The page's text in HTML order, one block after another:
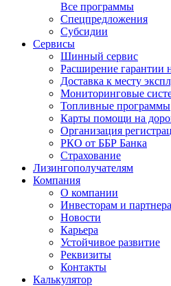
Все программы
Спецпредложения
Субсидии
Сервисы
Шинный сервис
Расширение гарантии
Доставка к месту
Мониторинговые
Топливные программы
Карты помощи на
Организация
РКО от ББР Банка
Страхование
Лизингополучателям
Компания
О компании
Инвесторам и
Новости
Карьера
Устойчивое развитие
Реквизиты
Контакты
Калькулятор